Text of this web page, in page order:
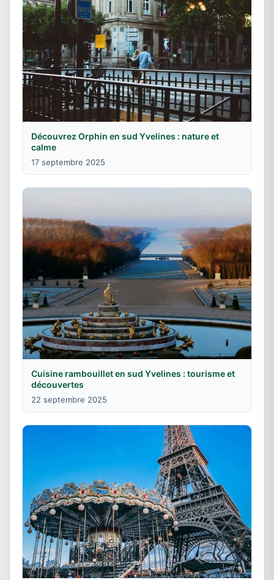
Découvrez Orphin en sud Yvelines : nature et
calme
17 septembre 2025
Cuisine rambouillet en sud Yvelines : tourisme et
découvertes
22 septembre 2025